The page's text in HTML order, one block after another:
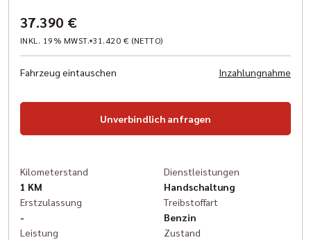
37.390 €
INKL. 19% MWST. 31.420 € (NETTO)
Fahrzeug eintauschen Inzahlungnahme
Unverbindlich anfragen
Kilometerstand
1 KM
Erstzulassung
-
Leistung
Dienstleistungen
Handschaltung
Treibstoffart
Benzin
Zustand